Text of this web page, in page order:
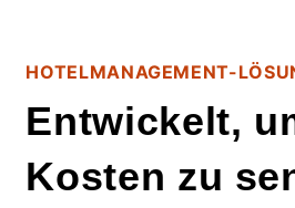
HOTELMANAGEMENT-
Entwickelt,
Kosten zu